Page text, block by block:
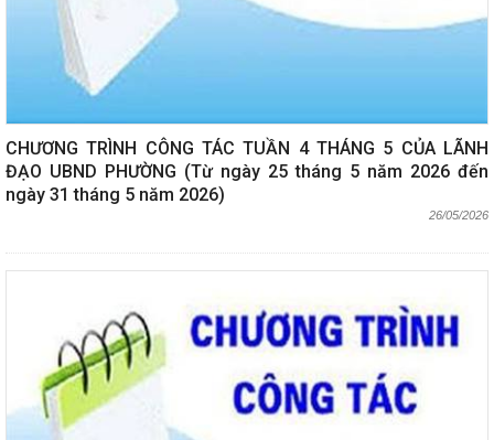
CHƯƠNG TRÌNH CÔNG TÁC TUẦN 4 THÁNG 5 CỦA LÃNH
ĐẠO UBND PHƯỜNG (Từ ngày 25 tháng 5 năm 2026 đến
ngày 31 tháng 5 năm 2026)
26/05/2026